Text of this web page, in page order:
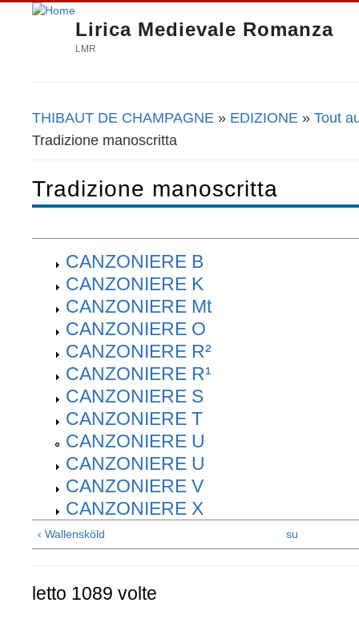
Lirica Medievale Romanza
LMR
Tu sei qui
THIBAUT DE CHAMPAGNE » EDIZIONE » Tout
Tradizione manoscritta
Tradizione manoscritta
CANZONIERE B
CANZONIERE K
CANZONIERE Mt
CANZONIERE O
CANZONIERE R²
CANZONIERE R¹
CANZONIERE S
CANZONIERE T
CANZONIERE U
CANZONIERE U
CANZONIERE V
CANZONIERE X
‹ Wallensköld su
letto 1089 volte